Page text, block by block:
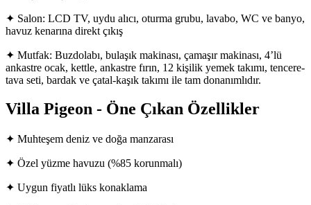
✦ Salon: LCD TV, uydu alıcı, oturma grubu, lavabo, WC ve banyo,
havuz kenarına direkt çıkış
✦ Mutfak: Buzdolabı, bulaşık makinası, çamaşır makinası, 4’lü
ankastre ocak, kettle, ankastre fırın, 12 kişilik yemek takımı, tencere-
tava seti, bardak ve çatal-kaşık takımı ile tam donanımlıdır.
Villa Pigeon - Öne Çıkan Özellikler
✦ Muhteşem deniz ve doğa manzarası
✦ Özel yüzme havuzu (%85 korunmalı)
✦ Uygun fiyatlı lüks konaklama